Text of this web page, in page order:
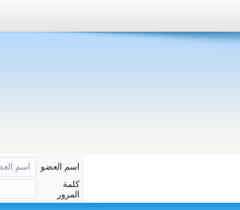
اسم العضو
كلمة
المرور